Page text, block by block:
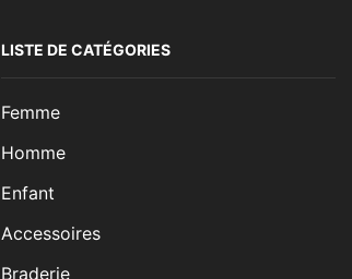
LISTE DE CATÉGORIES
Femme
Homme
Enfant
Accessoires
Braderie